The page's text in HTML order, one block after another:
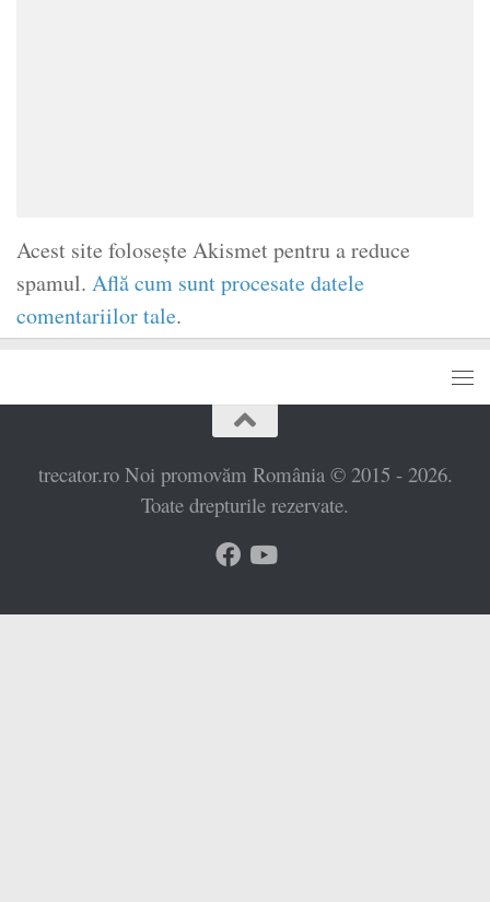
Acest site folosește Akismet pentru a reduce
spamul. Află cum sunt procesate datele
comentariilor tale.
trecator.ro Noi promovăm România © 2015 - 2026.
Toate drepturile rezervate.